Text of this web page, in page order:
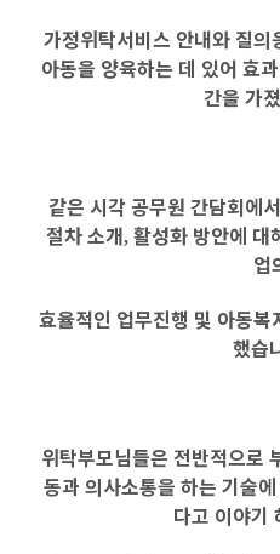
가정위탁서비스 안내와 질
아동을 양육하는 데 있어 효
간을 가
같은 시각 공무원 간담회에
절차 소개, 활성화 방안에 대
업
효율적인 업무진행 및 아동
했습
위탁부모님들은 전반적으로
동과 의사소통을 하는 기술
다고 이야기